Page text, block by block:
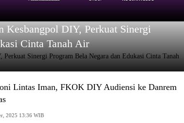
DIY, Perkuat Sinergi
Cinta Tanah Air
Lintas Iman, FKOK DIY Audiensi ke Danrem
2025 13:36 WIB